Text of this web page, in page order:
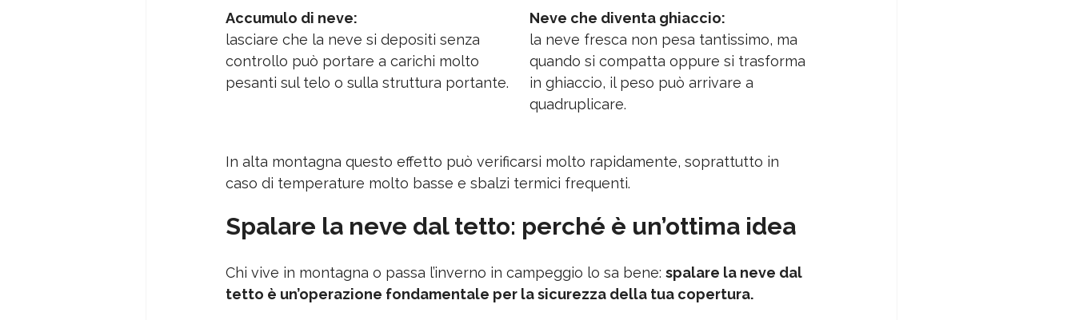
Accumulo di neve:
lasciare che la neve si depositi senza
controllo può portare a carichi molto
pesanti sul telo o sulla struttura portante.
Neve che diventa ghiaccio:
la neve fresca non pesa tantissimo, ma
quando si compatta oppure si trasforma
in ghiaccio, il peso può arrivare a
quadruplicare.
In alta montagna questo effetto può verificarsi molto rapidamente, soprattutto in
caso di temperature molto basse e sbalzi termici frequenti.
Spalare la neve dal tetto: perché è un’ottima idea
Chi vive in montagna o passa l’inverno in campeggio lo sa bene: spalare la neve dal
tetto è un’operazione fondamentale per la sicurezza della tua copertura.